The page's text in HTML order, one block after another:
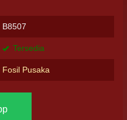
B8507
Tersedia
Fosil Pusaka